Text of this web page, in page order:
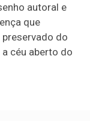
autoral e
que
do
céu aberto do